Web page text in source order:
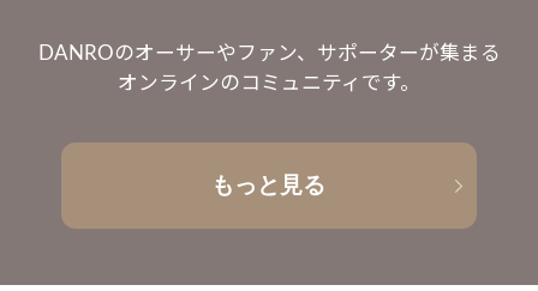
DANROのオーサーやファン、サポーターが集まる
オンラインのコミュニティです。
もっと見る